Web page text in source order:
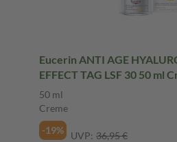
Eucerin ANTI AGE
EFFECT TAG LSF 30 50 ml
50 ml
Creme
-19%
UVP: 36,95 €